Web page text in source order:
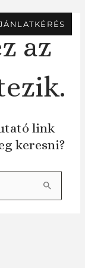
az
link
keresni?